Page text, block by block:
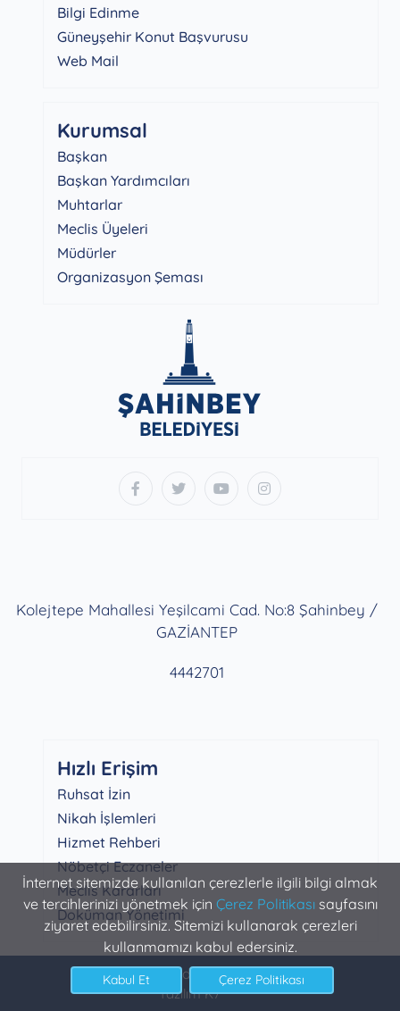
İnternet sitemizde kullanılan çerezlerle ilgili bilgi almak
ve tercihlerinizi yönetmek için Çerez Politikasısayfasını
ziyaret edebilirsiniz. Sitemizi kullanarak çerezleri
kullanmamızı kabul edersiniz.
Bilgi Edinme
Güneyşehir Konut Başvurusu
Web Mail
Kurumsal
Başkan
Başkan Yardımcıları
Muhtarlar
Meclis Üyeleri
Müdürler
Organizasyon Şeması
Kolejtepe Mahallesi Yeşilcami Cad. No:8 Şahinbey /
GAZİANTEP
4442701
Hızlı Erişim
Ruhsat İzin
Nikah İşlemleri
Hizmet Rehberi
Nöbetçi Eczaneler
Meclis Kararları
Doküman Yönetimi
Şahinbey Belediyesi Bilgi İşlem
Yazılım K7